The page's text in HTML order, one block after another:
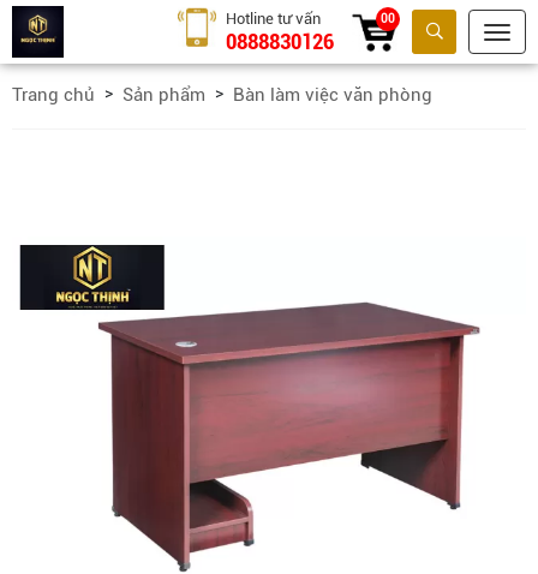
Tìm kiếm
Hotline tư vấn
0888830126
00
Trang chủ Sản phẩm Bàn làm việc văn phòng